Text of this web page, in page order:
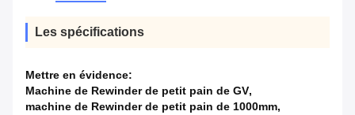
Les spécifications
Mettre en évidence:
Machine de Rewinder de petit pain de GV,
machine de Rewinder de petit pain de 1000mm,